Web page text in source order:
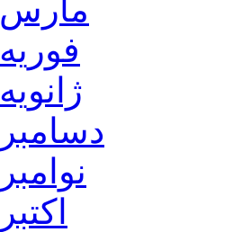
مارس 2015
فوریه 2015
ژانویه 2015
دسامبر 2014
نوامبر 2014
اکتبر 2014